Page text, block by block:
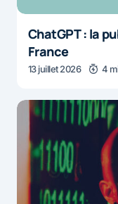
ChatGPT : la
France
13 juillet 2026 4